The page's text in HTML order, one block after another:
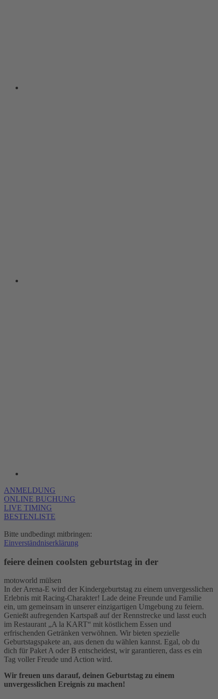
ANMELDUNG
ONLINE BUCHUNG
LIVE TIMING
BESTENLISTE
Bitte undbedingt mitbringen:
Einverständniserklärung
feiere deinen coolsten geburtstag in der
motoworld mülsen
In der Arena-E wird der Kindergeburtstag zu einem unvergesslichen
Erlebnis mit Racing-Charakter! Lade deine Freunde und Familie
ein, um gemeinsam in unserer einzigartigen Umgebung zu feiern.
Genießt aufregenden Kartspaß auf der Rennstrecke und lasst euch
im Restaurant „A la KART“ mit köstlichem Essen und
erfrischenden Getränken verwöhnen. Wir bieten spezielle
Geburtstagspakete an, aus denen du wählen kannst. Egal, ob du
dich für Paket A oder B entscheidest, wir garantieren, dass es ein
Tag voller Freude und Action wird.
Wir freuen uns darauf, deinen Geburtstag zu einem
unvergesslichen Ereignis zu machen!